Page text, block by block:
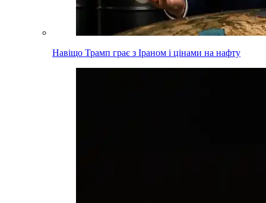
Навіщо Трамп грає з Іраном і цінами на нафту